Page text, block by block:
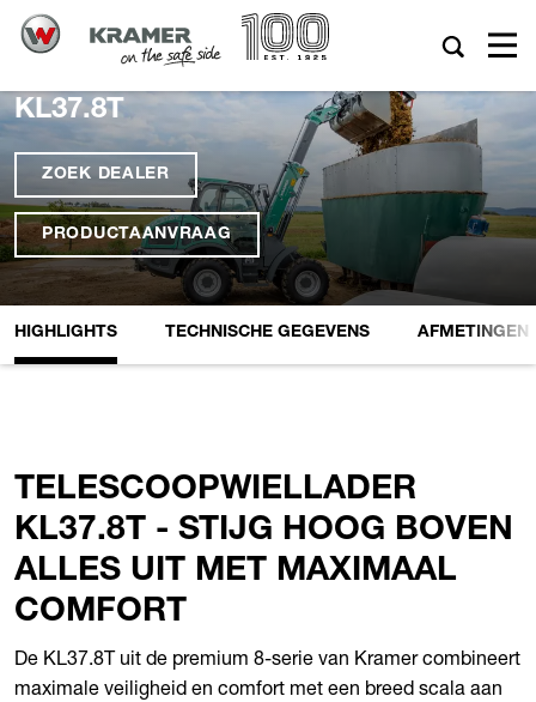
KL37.8T
ZOEK DEALER
PRODUCTAANVRAAG
HIGHLIGHTS TECHNISCHE GEGEVENS AFMETINGEN
TELESCOOPWIELLADER
KL37.8T - STIJG HOOG BOVEN
ALLES UIT MET MAXIMAAL
COMFORT
De KL37.8T uit de premium 8-serie van Kramer combineert
maximale veiligheid en comfort met een breed scala aan